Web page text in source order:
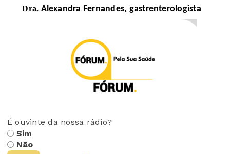
Dra. Alexandra Fernandes, gastrenterologista
É ouvinte da nossa rádio?
Sim
Não